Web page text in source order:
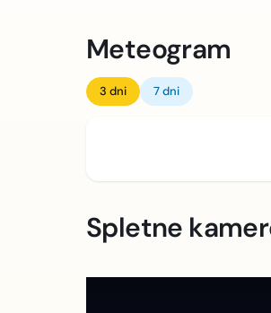
Meteogram
3 dni 7 dni
Spletne